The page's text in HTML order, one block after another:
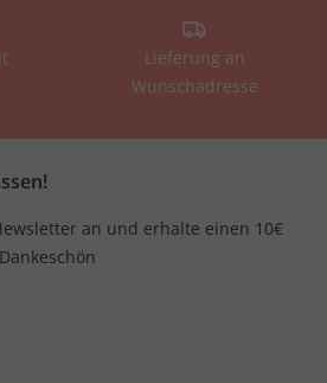
Lieferung an
Wunschadresse
an und erhalte einen 10€